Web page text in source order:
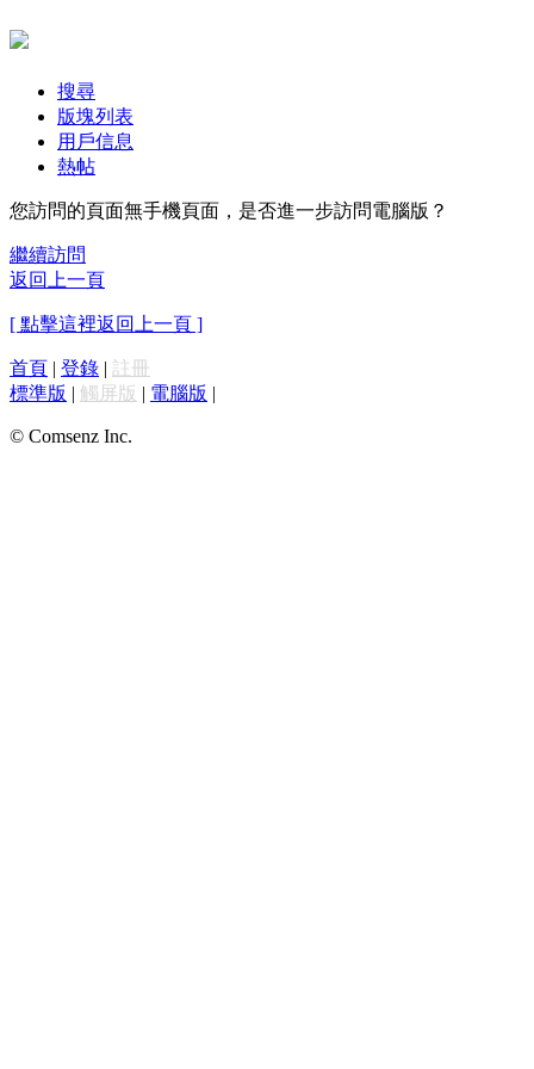
搜尋
版塊列表
用戶信息
熱帖
您訪問的頁面無手機頁面，是否進一步訪問電腦版？
繼續訪問
返回上一頁
[ 點擊這裡返回上一頁 ]
首頁 | 登錄 | 註冊
標準版 | 觸屏版 | 電腦版 |
© Comsenz Inc.